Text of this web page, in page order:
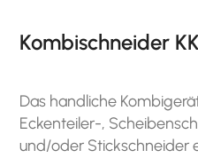
Kombischneider
Das handliche
Eckenteiler-,
und/oder Stickschneider